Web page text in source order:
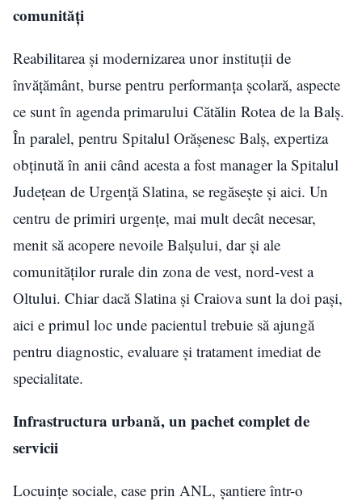
comunități
Reabilitarea și modernizarea unor instituții de
învățământ, burse pentru performanța școlară, aspecte
ce sunt în agenda primarului Cătălin Rotea de la Balș.
În paralel, pentru Spitalul Orășenesc Balș, expertiza
obținută în anii când acesta a fost manager la Spitalul
Județean de Urgență Slatina, se regăsește și aici. Un
centru de primiri urgențe, mai mult decât necesar,
menit să acopere nevoile Balșului, dar și ale
comunităților rurale din zona de vest, nord-vest a
Oltului. Chiar dacă Slatina și Craiova sunt la doi pași,
aici e primul loc unde pacientul trebuie să ajungă
pentru diagnostic, evaluare și tratament imediat de
specialitate.
Infrastructura urbană, un pachet complet de
servicii
Locuințe sociale, case prin ANL, șantiere într-o